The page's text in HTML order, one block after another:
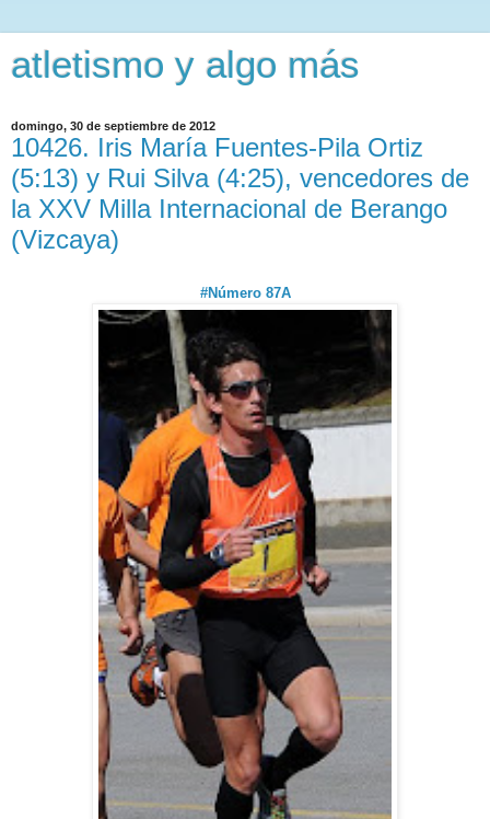
atletismo y algo más
domingo, 30 de septiembre de 2012
10426. Iris María Fuentes-Pila Ortiz
(5:13) y Rui Silva (4:25), vencedores de
la XXV Milla Internacional de Berango
(Vizcaya)
#Número 87A